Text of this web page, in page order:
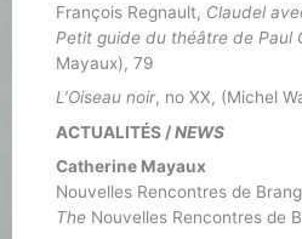
François Regnault, Claudel
Petit guide du théâtre de Paul
Mayaux), 79
L’Oiseau noir, no XX, (Michel
ACTUALITÉS /NEWS
Catherine Mayaux
Nouvelles Rencontres de
The Nouvelles Rencontres de